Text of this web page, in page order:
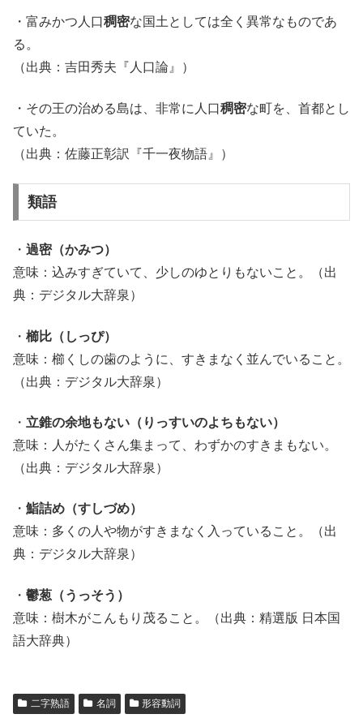
・富みかつ人口稠密な国土としては全く異常なものであ
る。
（出典：吉田秀夫『人口論』）
・その王の治める島は、非常に人口稠密な町を、首都とし
ていた。
（出典：佐藤正彰訳『千一夜物語』）
類語
・ 過密（かみつ）
意味：込みすぎていて、少しのゆとりもないこと。（出
典：デジタル大辞泉）
・ 櫛比（しっぴ）
意味：櫛くしの歯のように、すきまなく並んでいること。
（出典：デジタル大辞泉）
・ 立錐の余地もない（りっすいのよちもない）
意味：人がたくさん集まって、わずかのすきまもない。
（出典：デジタル大辞泉）
・ 鮨詰め（すしづめ）
意味：多くの人や物がすきまなく入っていること。（出
典：デジタル大辞泉）
・ 鬱葱（うっそう）
意味：樹木がこんもり茂ること。（出典：精選版 日本国
語大辞典）
二字熟語 名詞 形容動詞